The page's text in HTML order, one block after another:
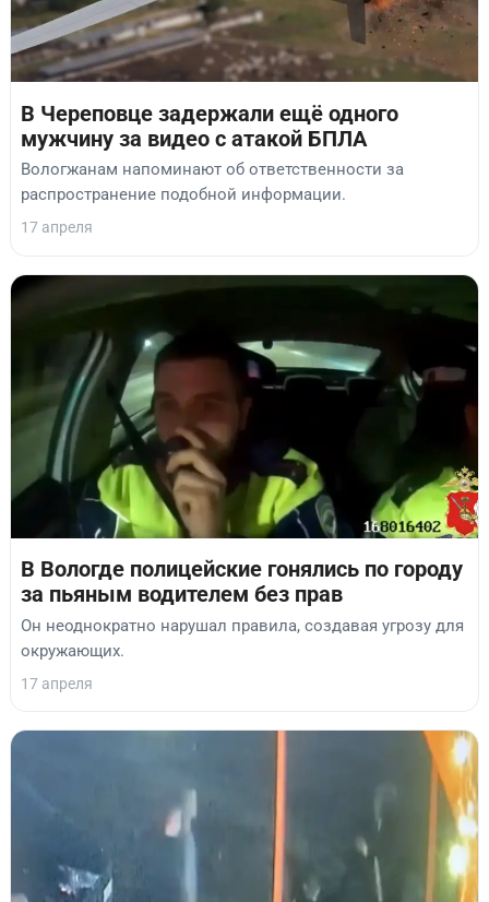
В Череповце задержали ещё одного
мужчину за видео с атакой БПЛА
Вологжанам напоминают об ответственности за
распространение подобной информации.
17 апреля
В Вологде полицейские гонялись по городу
за пьяным водителем без прав
Он неоднократно нарушал правила, создавая угрозу для
окружающих.
17 апреля